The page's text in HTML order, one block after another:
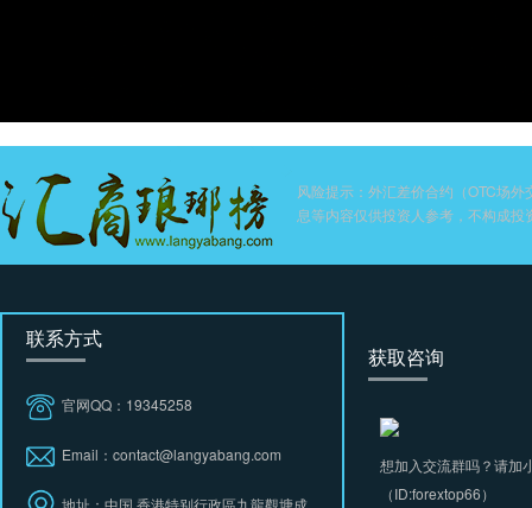
风险提示：外汇差价合约（OTC场
息等内容仅供投资人参考，不构成投
联系方式
官网QQ：19345258
Email：contact@langyabang.com
地址：中国.香港特别行政區九龍觀塘成
获取咨询
想加入交流群吗？请加
（ID:forextop66）